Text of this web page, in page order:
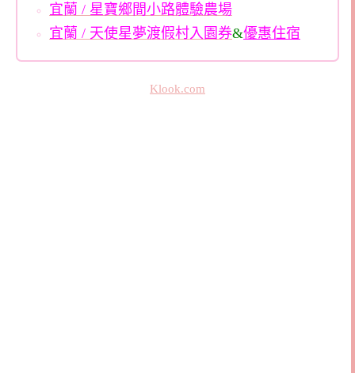
宜蘭 / 星寶鄉間小路體驗農場
宜蘭 / 天使星夢渡假村入園券&優惠住宿
Klook.com